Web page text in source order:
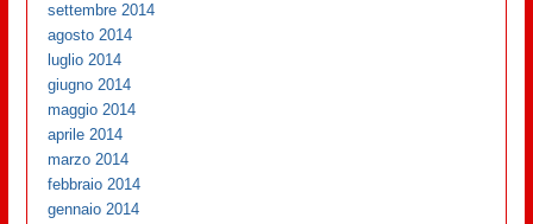
settembre 2014
agosto 2014
luglio 2014
giugno 2014
maggio 2014
aprile 2014
marzo 2014
febbraio 2014
gennaio 2014